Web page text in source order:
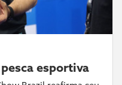
esportiva